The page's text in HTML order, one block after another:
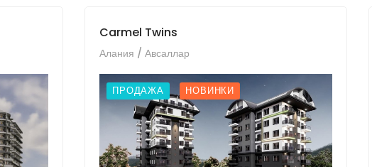
Carmel Twins
Алания / Авсаллар
ПРОДАЖА НОВИНКИ